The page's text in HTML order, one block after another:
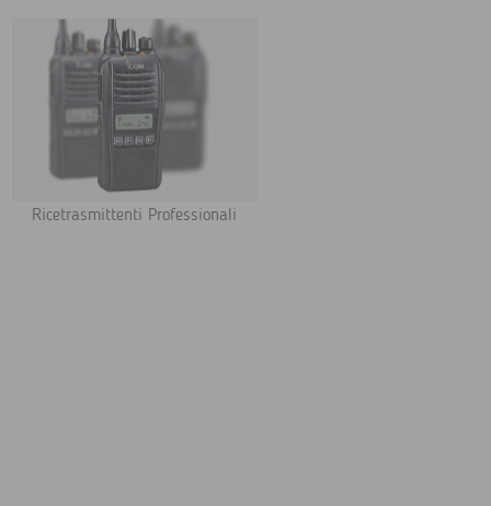
Ricetrasmittenti Professionali